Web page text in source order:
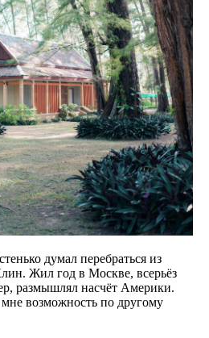
думал перебраться из
Жил год в Москве, всерьёз
размышлял насчёт Америки.
возможность по другому